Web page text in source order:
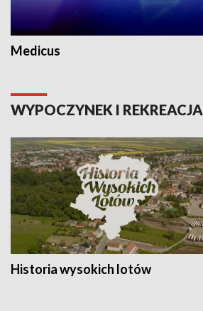
Medicus
WYPOCZYNEK I REKREACJA
Historia wysokich lotów